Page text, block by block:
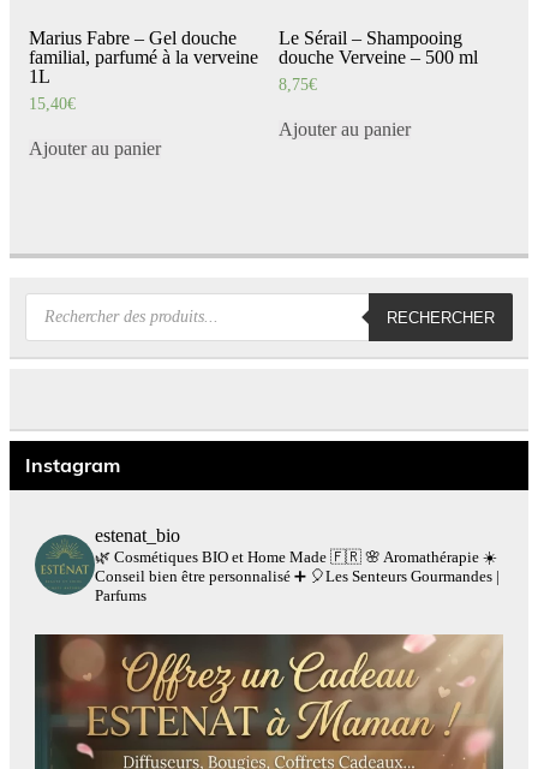
Marius Fabre – Gel douche
familial, parfumé à la verveine
1L
15,40€
Ajouter au panier
Le Sérail – Shampooing
douche Verveine – 500 ml
8,75€
Ajouter au panier
Recherche
produits
RECHERCHER
Instagram
estenat_bio
🌿 Cosmétiques BIO et Home Made 🇫🇷🌸 Aromathérapie☀️
Conseil bien être personnalisé➕🎈Les Senteurs Gourmandes |
Parfums